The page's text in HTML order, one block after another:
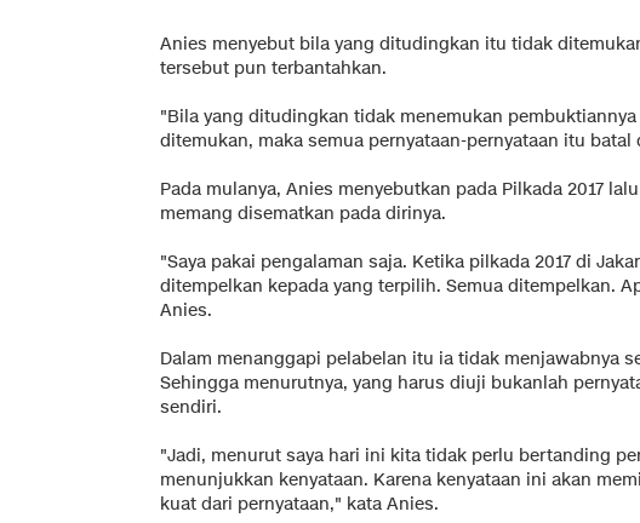
Anies menyebut bila yang ditudingkan itu tidak
tersebut pun terbantahkan.
"Bila yang ditudingkan tidak menemukan
ditemukan, maka semua pernyataan-pernyataan itu batal
Pada mulanya, Anies menyebutkan pada Pilkada 2017
memang disematkan pada dirinya.
"Saya pakai pengalaman saja. Ketika pilkada 2017 di
ditempelkan kepada yang terpilih. Semua ditempelkan.
Anies.
Dalam menanggapi pelabelan itu ia tidak menjawabnya
Sehingga menurutnya, yang harus diuji bukanlah
sendiri.
"Jadi, menurut saya hari ini kita tidak perlu bertanding
menunjukkan kenyataan. Karena kenyataan ini akan
kuat dari pernyataan," kata Anies.